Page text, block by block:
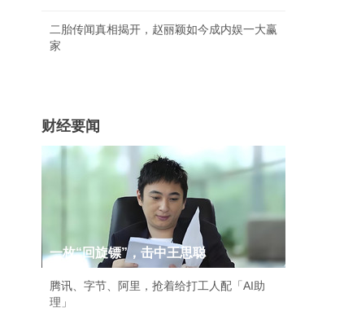
二胎传闻真相揭开，赵丽颖如今成内娱一大赢
家
财经要闻
一枚“回旋镖”，击中王思聪
腾讯、字节、阿里，抢着给打工人配「AI助
理」